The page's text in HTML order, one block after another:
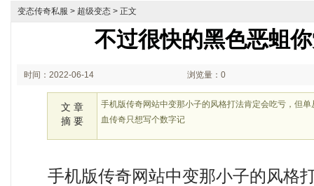
变态传奇私服 > 超级变态 > 正文
不过很快的黑色恶蛆
时间：2022-06-14 浏览量：0
文 章
摘 要
手机版传奇网站中变那小子的风格打法肯定会吃亏，但
血传奇只想写个数字记
手机版传奇网站中变那小子的风格